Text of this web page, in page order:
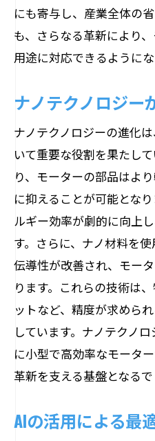
にも寄与し、産業全体の
も、さらなる革新により
用途に対応できるようにな
ナノテクノロジー
ナノテクノロジーの進化
いて重要な役割を果たし
り、モーターの部品はよ
に抑えることが可能とな
ルギー効率が劇的に向上
す。さらに、ナノ材料を
伝導性が改善され、モー
ります。これらの技術は
ットなど、精度が求めら
しています。ナノテクノ
に小型で高効率なモータ
革新を支える基盤となるで
AIの活用による最